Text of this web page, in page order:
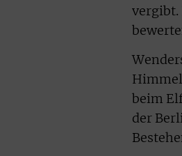
vergibt.
beim
der